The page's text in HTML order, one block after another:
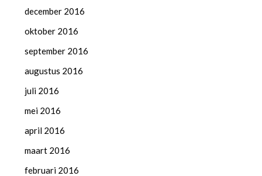
december 2016
oktober 2016
september 2016
augustus 2016
juli 2016
mei 2016
april 2016
maart 2016
februari 2016